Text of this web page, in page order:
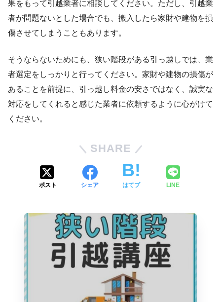
果をもって引越業者に相談してください。ただし、引越業
者が問題ないとした場合でも、搬入したら家財や建物を損
傷させてしまうこともあります。
そうならないためにも、狭い階段がある引っ越しでは、業
者選定をしっかりと行ってください。家財や建物の損傷が
あることを前提に、引っ越し料金の安さではなく、誠実な
対応をしてくれると感じた業者に依頼するように心がけて
ください。
SHARE
ポスト シェア はてブ LINE